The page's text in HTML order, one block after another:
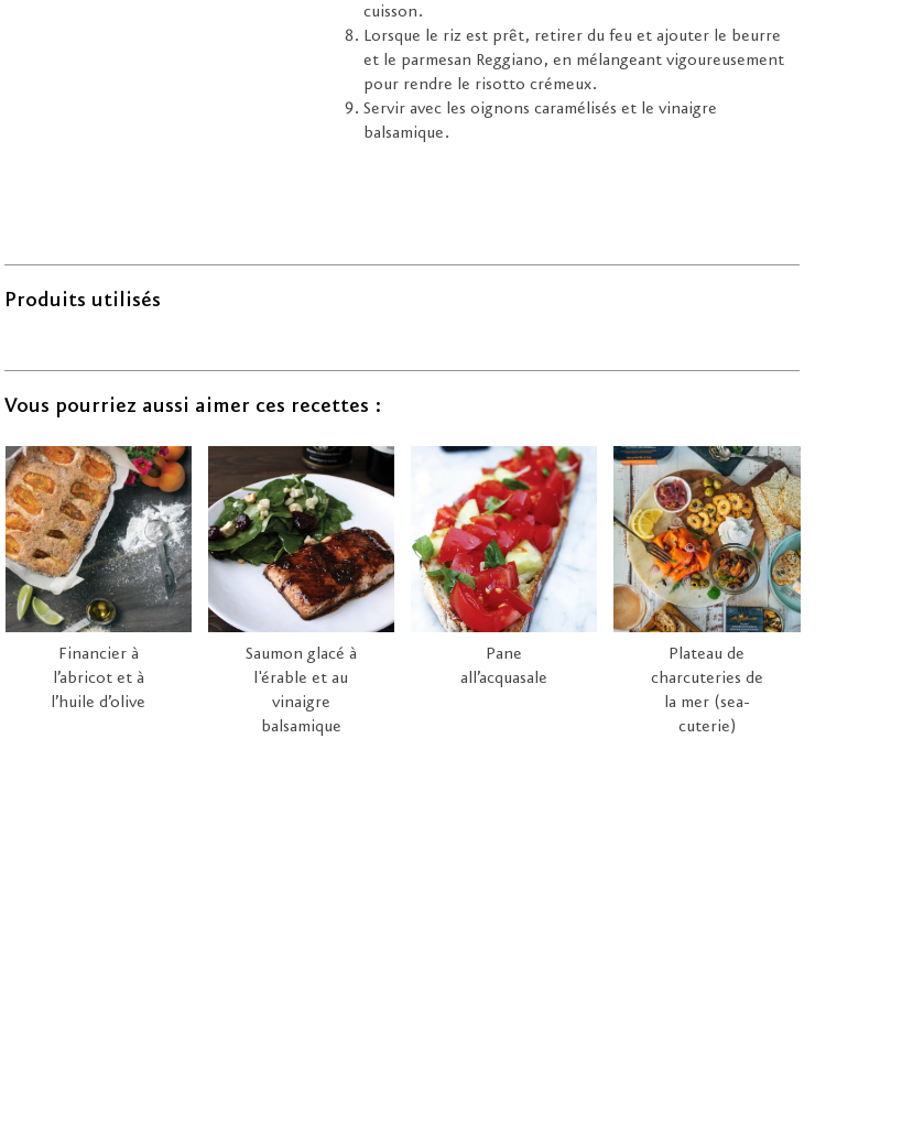
cuisson.
Lorsque le riz est prêt, retirer du feu et ajouter le beurre
et le parmesan Reggiano, en mélangeant vigoureusement
pour rendre le risotto crémeux.
Servir avec les oignons caramélisés et le vinaigre
balsamique.
Produits utilisés
Vous pourriez aussi aimer ces recettes :
Financier à
l’abricot et à
l’huile d’olive
Saumon glacé à
l'érable et au
vinaigre
balsamique
Pane
all’acquasale
Plateau de
charcuteries de
la mer (sea-
cuterie)